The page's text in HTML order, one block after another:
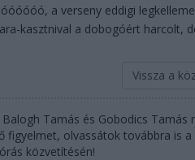
a verseny eddigi
kasztnival a dobogóért harcolt,
Vissza a
Balogh Tamás és Gobodics
figyelmet, olvassátok továbbra is
közvetítésén!